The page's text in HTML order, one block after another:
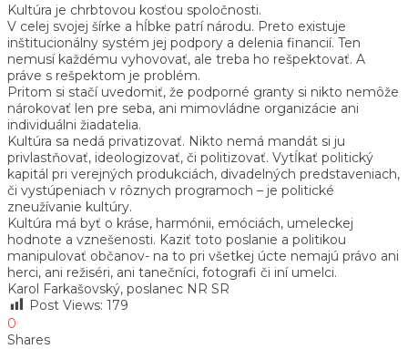
Kultúra je chrbtovou kosťou spoločnosti.
V celej svojej šírke a hĺbke patrí národu. Preto existuje
inštitucionálny systém jej podpory a delenia financií. Ten
nemusí každému vyhovovať, ale treba ho rešpektovať. A
práve s rešpektom je problém.
Pritom si stačí uvedomiť, že podporné granty si nikto nemôže
nárokovať len pre seba, ani mimovládne organizácie ani
individuálni žiadatelia.
Kultúra sa nedá privatizovať. Nikto nemá mandát si ju
privlastňovať, ideologizovať, či politizovať. Vytĺkať politický
kapitál pri verejných produkciách, divadelných predstaveniach,
či vystúpeniach v rôznych programoch – je politické
zneužívanie kultúry.
Kultúra má byť o kráse, harmónii, emóciách, umeleckej
hodnote a vznešenosti. Kaziť toto poslanie a politikou
manipulovať občanov- na to pri všetkej úcte nemajú právo ani
herci, ani režiséri, ani tanečníci, fotografi či iní umelci.
Karol Farkašovský, poslanec NR SR
Post Views: 179
0
Shares